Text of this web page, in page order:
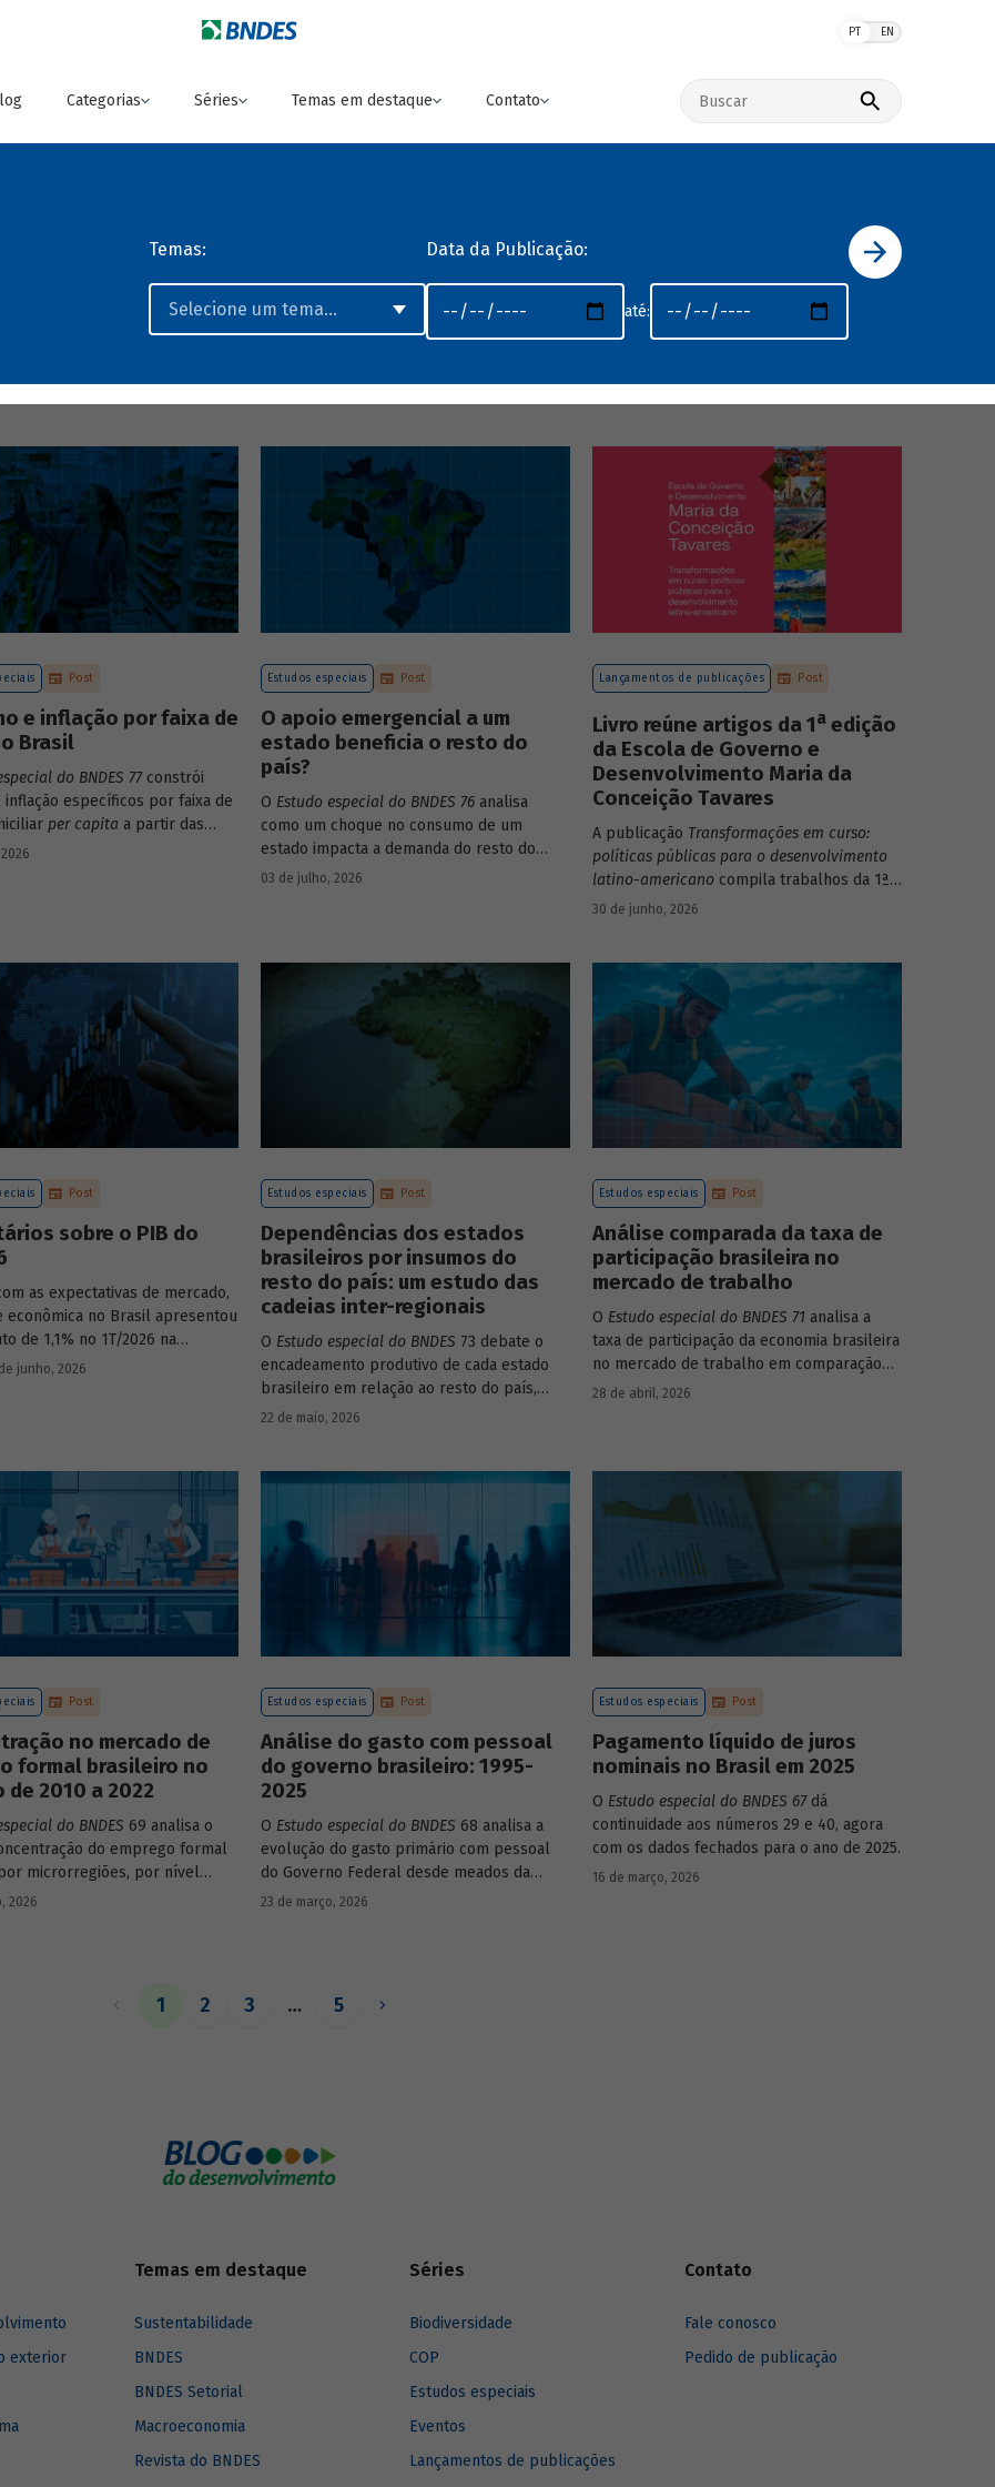
PT EN
Categorias Séries Temas em destaque Contato
Buscar no site
Temas: Data da Publicação:
até:
Post
e inflação por faixa de
Brasil
do BNDES 77constrói
inflação específicos por faixa de
per capita a partir das
consumo da POF 2017-2018
Estudos especiais Post
O apoio emergencial a um
estado beneficia o resto do
país?
O Estudo especial do BNDES 76 analisa
como um choque no consumo de um
estado impacta a demanda do resto do
país, usando como exemplo o caso do Rio
03 de julho, 2026
Lançamentos de publicações Post
Livro reúne artigos da 1a edição
da Escola de Governo e
Desenvolvimento Maria da
Conceição Tavares
A publicação Transformações em curso:
políticas públicas para o desenvolvimento
latino-americano compila trabalhos da 1ª
edição da Escola de Governo e
30 de junho, 2026
Post
sobre o PIB do
as expectativas de mercado,
econômica no Brasil apresentou
de 1,1% no 1T/2026 na
com o trimestre
de junho, 2026
Estudos especiais Post
Dependências dos estados
brasileiros por insumos do
resto do país: um estudo das
cadeias inter-regionais
O Estudo especial do BNDES 73 debate o
encadeamento produtivo de cada estado
brasileiro em relação ao resto do país,
analisando seu nível de dependência e
demais. Para isso usa uma metodologia de
construção de matrizes de insumo-produto
estaduais.
22 de maio, 2026
Estudos especiais Post
Análise comparada da taxa de
participação brasileira no
mercado de trabalho
O Estudo especial do BNDES 71 analisa a
taxa de participação da economia brasileira
no mercado de trabalho em comparação
com uma amostra de 15 países de
28 de abril, 2026
Post
no mercado de
formal brasileiro no
de 2010 a 2022
do BNDES 69 analisa o
do emprego formal
microrregiões, por nível
dos trabalhadores e por
2026
Estudos especiais Post
Análise do gasto com pessoal
do governo brasileiro: 1995-
2025
O Estudo especial do BNDES 68 analisa a
evolução do gasto primário com pessoal
do Governo Federal desde meados da
década de 1990, destacando sua dinâmica
23 de março, 2026
Estudos especiais Post
Pagamento líquido de juros
nominais no Brasil em 2025
O Estudo especial do BNDES 67dá
continuidade aos números 29 e 40, agora
com os dados fechados para o ano de 2025.
16 de março, 2026
1 2 3 … 5
exterior
Temas em destaque
Sustentabilidade
BNDES
BNDES Setorial
Macroeconomia
Revista do BNDES
Séries
Biodiversidade
COP
Estudos especiais
Eventos
Lançamentos de publicações
Contato
Fale conosco
Pedido de publicação